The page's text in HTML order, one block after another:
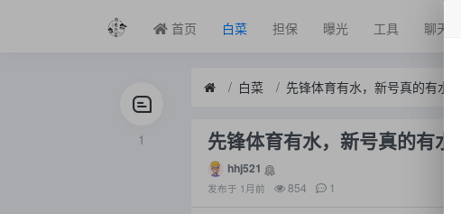
首页 白菜 担保 曝光 工具 聊天
1
白菜 先锋体育有水，新号真的有水
先锋体育有水，新号真的有水
hhj521
发布于 1月前 854 1